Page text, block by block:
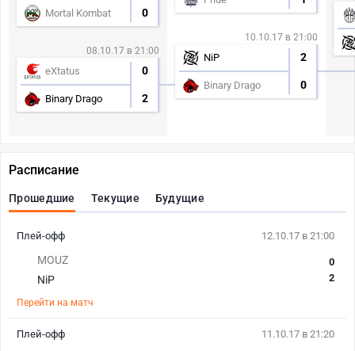
Mortal Kombat 0
08.10.17 в 21:00
eXtatus 0
Binary Drago 2
10.10.17 в 21:00
NiP 2
Binary Drago 0
Расписание
Прошедшие Текущие Будущие
12.10.17 в 21:00
MOUZ
NiP
0
2
Перейти на матч
Плей-офф
11.10.17 в 21:20
Плей-офф